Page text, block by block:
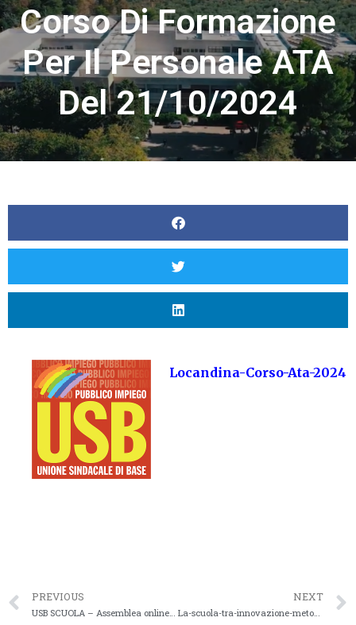
Corso Di Formazione
Per Il Personale ATA
Del 21/10/2024
Locandina-Corso-Ata-2024
PREVIOUS NEXT
La-scuola-tra-innovazione-metodologica-organizzativa-e-didattica-tradizionale